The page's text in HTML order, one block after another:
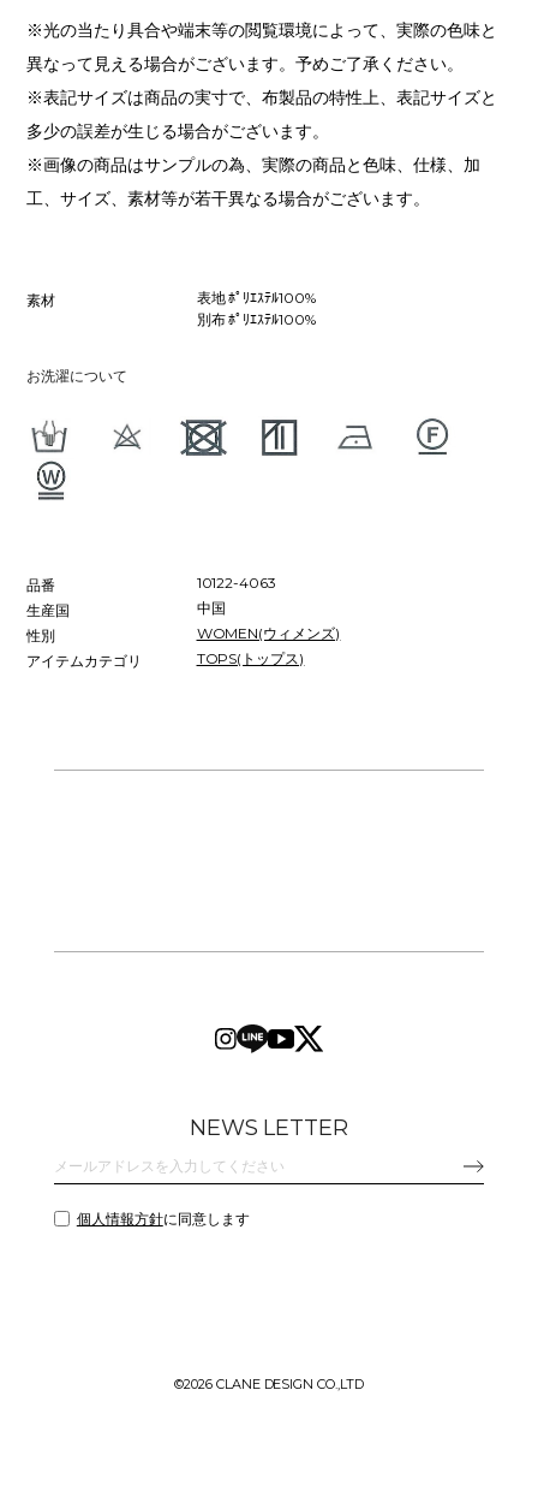
※光の当たり具合や端末等の閲覧環境によって、実際の色味と
異なって見える場合がございます。予めご了承ください。
※表記サイズは商品の実寸で、布製品の特性上、表記サイズと
多少の誤差が生じる場合がございます。
※画像の商品はサンプルの為、実際の商品と色味、仕様、加
工、サイズ、素材等が若干異なる場合がございます。
素材
表地 ﾎﾟﾘｴｽﾃﾙ100%
別布 ﾎﾟﾘｴｽﾃﾙ100%
お洗濯について
品番
10122-4063
生産国
中国
性別
WOMEN(ウィメンズ)
アイテムカテゴリ
TOPS(トップス)
NEWS LETTER
個人情報方針に同意します
©2026 CLANE DESIGN CO.,LTD